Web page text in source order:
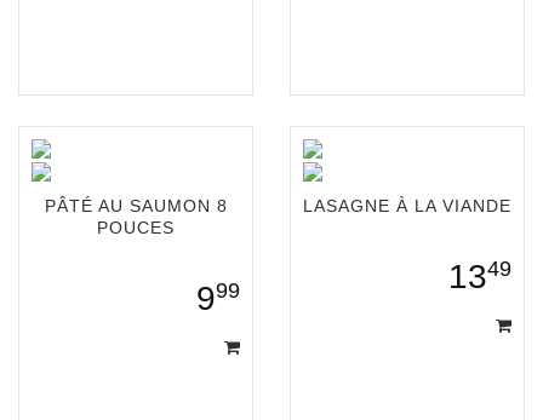
PÂTÉ AU SAUMON 8
POUCES
999
LASAGNE À LA VIANDE
1349